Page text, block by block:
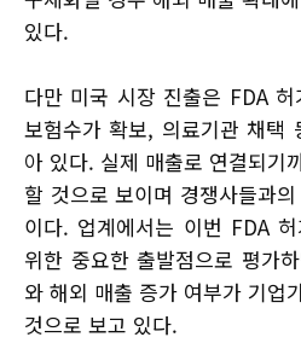
있다.
다만 미국 시장 진출은 FDA
보험수가 확보, 의료기관 채택
아 있다. 실제 매출로 연결되기
할 것으로 보이며 경쟁사들과
이다. 업계에서는 이번 FDA
위한 중요한 출발점으로 평가
와 해외 매출 증가 여부가 기업
것으로 보고 있다.